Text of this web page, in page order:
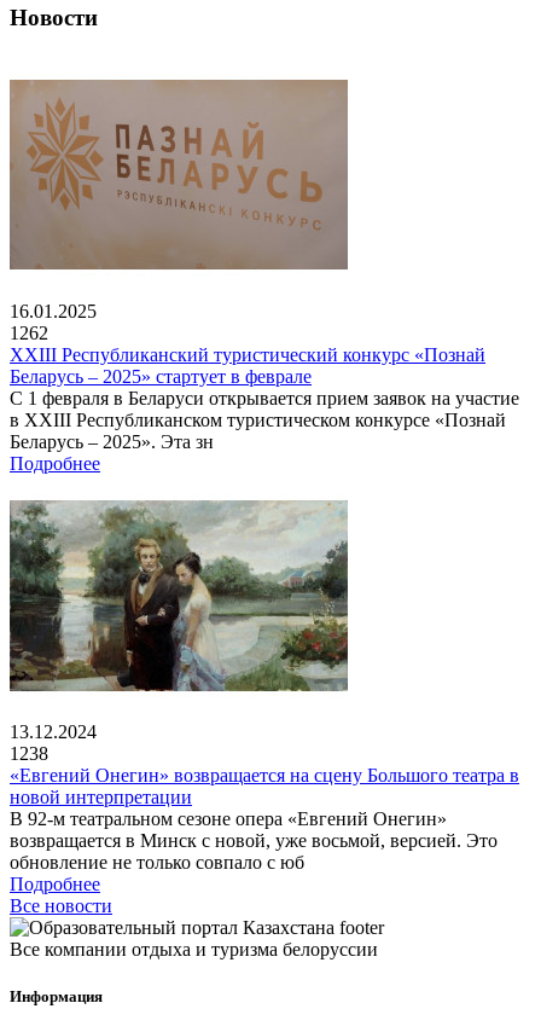
Новости
16.01.2025
1262
XXIII Республиканский туристический конкурс «Познай
Беларусь – 2025» стартует в феврале
С 1 февраля в Беларуси открывается прием заявок на участие
в XXIII Республиканском туристическом конкурсе «Познай
Беларусь – 2025». Эта зн
Подробнее
13.12.2024
1238
«Евгений Онегин» возвращается на сцену Большого театра в
новой интерпретации
В 92-м театральном сезоне опера «Евгений Онегин»
возвращается в Минск с новой, уже восьмой, версией. Это
обновление не только совпало с юб
Подробнее
Все новости
Все компании отдыха и туризма белоруссии
Информация